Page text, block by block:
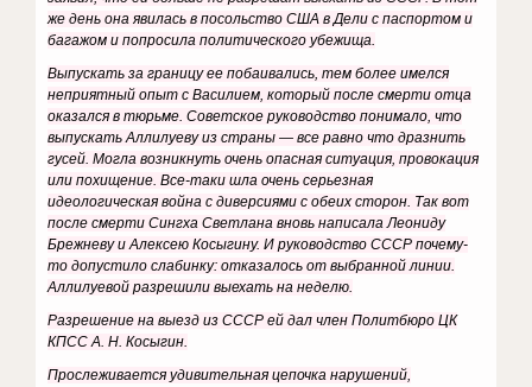
же день она явилась в посольство США в Дели с паспортом и
багажом и попросила политического убежища.
Выпускать за границу ее побаивались, тем более имелся
неприятный опыт с Василием, который после смерти отца
оказался в тюрьме. Советское руководство понимало, что
выпускать Аллилуеву из страны — все равно что дразнить
гусей. Могла возникнуть очень опасная ситуация, провокация
или похищение. Все-таки шла очень серьезная
идеологическая война с диверсиями с обеих сторон. Так вот
после смерти Сингха Светлана вновь написала Леониду
Брежневу и Алексею Косыгину. И руководство СССР почему-
то допустило слабинку: отказалось от выбранной линии.
Аллилуевой разрешили выехать на неделю.
Разрешение на выезд из СССР ей дал член Политбюро ЦК
КПСС А. Н. Косыгин.
Прослеживается удивительная цепочка нарушений,